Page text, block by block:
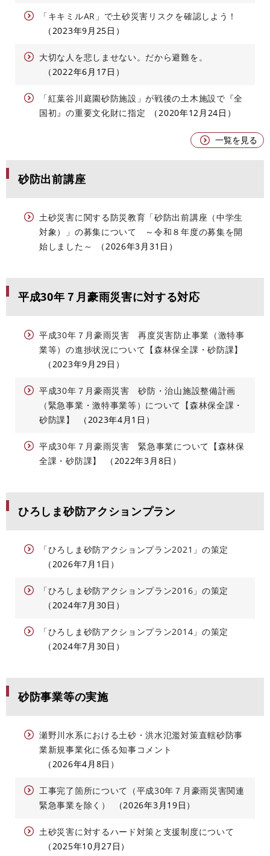
「キキミルAR」で土砂災害リスクを確認しよう！
2023年9月25日
大切な人を悲しませない。だから避難を。
2022年6月17日
「紅葉谷川庭園砂防施設」が戦後の土木施設で『全
国初』の重要文化財に指定
2020年12月24日
一覧を見る
砂防出前講座
土砂災害に関する防災教育「砂防出前講座（中学生
対象）」の募集について ～令和８年度の募集を開
始しました～
2026年3月31日
平成30年７月豪雨災害に対する対応
平成30年７月豪雨災害 再度災害防止事業（激特事
業等）の進捗状況について【森林保全課・砂防課】
2023年9月29日
平成30年７月豪雨災害 砂防・治山施設整備計画
（緊急事業・激特事業等）について【森林保全課・
砂防課】
2023年4月1日
平成30年７月豪雨災害 緊急事業について【森林保
全課・砂防課】
2022年3月8日
ひろしま砂防アクションプラン
「ひろしま砂防アクションプラン2021」の策定
2026年7月1日
「ひろしま砂防アクションプラン2016」の策定
2024年7月30日
「ひろしま砂防アクションプラン2014」の策定
2024年7月30日
砂防事業等の実施
瀬野川水系における土砂・洪水氾濫対策直轄砂防事
業新規事業化に係る知事コメント
2026年4月8日
工事完了箇所について（平成30年７月豪雨災害関連
緊急事業を除く）
2026年3月19日
土砂災害に対するハード対策と支援制度について
2025年10月27日